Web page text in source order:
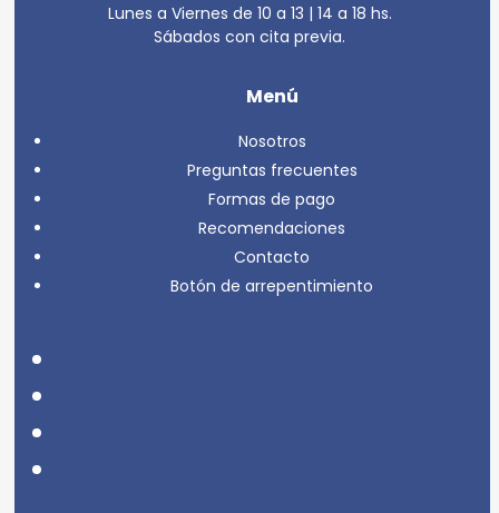
Lunes a Viernes de 10 a 13 | 14 a 18 hs.
Sábados con cita previa.
Menú
Nosotros
Preguntas frecuentes
Formas de pago
Recomendaciones
Contacto
Botón de arrepentimiento